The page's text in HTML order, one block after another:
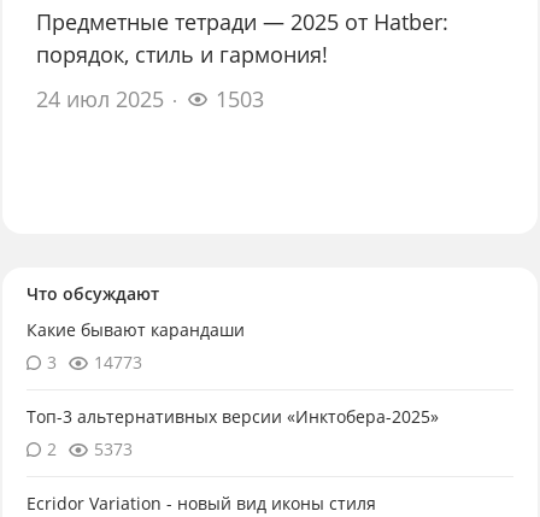
Предметные тетради — 2025 от Hatber:
порядок, стиль и гармония!
24 июл 2025
1503
Что обсуждают
Какие бывают карандаши
3
14773
Топ-3 альтернативных версии «Инктобера-2025»
2
5373
Ecridor Variation - новый вид иконы стиля